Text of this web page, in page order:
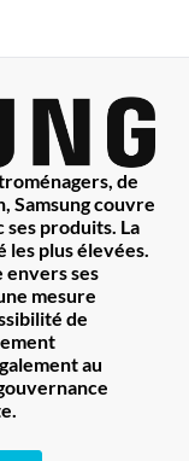
de
Samsung couvre
produits. La
plus élevées.
envers ses
mesure
de
au